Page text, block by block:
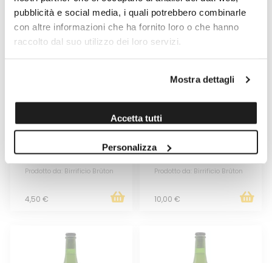
pubblicità e social media, i quali potrebbero combinarle
con altre informazioni che ha fornito loro o che hanno
raccolto dal suo utilizzo dei loro servizi.
Mostra dettagli
Accetta tutti
Personalizza
BRÙTON 0,33LT
Venduto da: Lievito Madre
Prodotto da: Birrificio Brùton
4,50 €
BRUTON GOLDEN ALE DI
BRÙTON 0,75LT
Venduto da: Lievito Madre
Prodotto da: Birrificio Brùton
10,00 €